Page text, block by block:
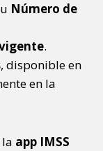
Número de
.
, disponible en
en la
app IMSS